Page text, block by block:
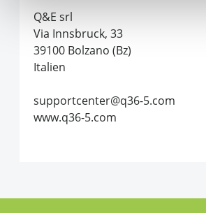
Q&E srl
Via Innsbruck, 33
39100 Bolzano (Bz)
Italien
supportcenter@q36-5.com
www.q36-5.com